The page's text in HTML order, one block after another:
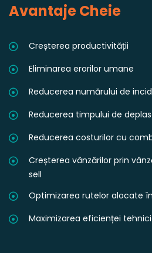
Avantaje Cheie
Creșterea productivității
Eliminarea erorilor umane
Reducerea numărului de
Reducerea timpului de
Reducerea costurilor cu
Creșterea vânzărilor prin
sell
Optimizarea rutelor alocate
Maximizarea eficienței